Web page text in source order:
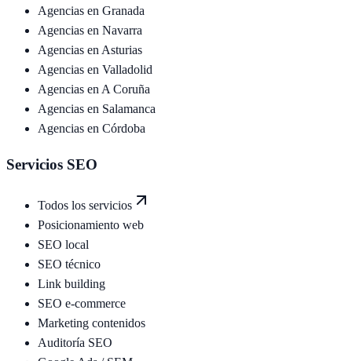
Agencias en Granada
Agencias en Navarra
Agencias enAsturias
Agencias en Valladolid
Agencias enA Coruña
Agencias en Salamanca
Agencias en Córdoba
Servicios SEO
Todos los servicios
Posicionamiento web
SEO local
SEO técnico
Link building
SEO e-commerce
Marketing contenidos
Auditoría SEO